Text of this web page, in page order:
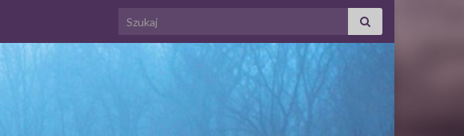
Search for: